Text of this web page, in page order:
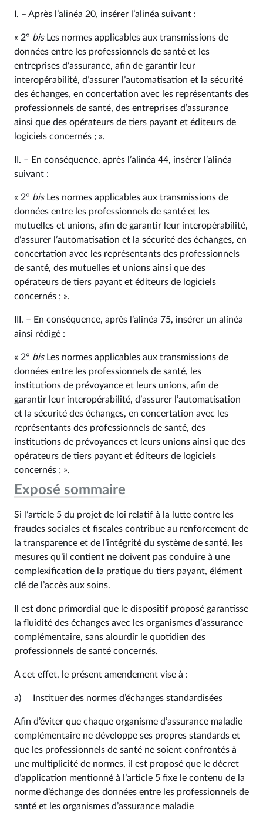
I. – Après l’alinéa 20, insérer l’alinéa suivant :
« 2° bisLes normes applicables aux transmissions de
données entre les professionnels de santé et les
entreprises d’assurance, afin de garantir leur
interopérabilité, d’assurer l’automatisation et la sécurité
des échanges, en concertation avec les représentants des
professionnels de santé, des entreprises d’assurance
ainsi que des opérateurs de tiers payant et éditeurs de
logiciels concernés ; ».
II. – En conséquence, après l’alinéa 44, insérer l’alinéa
suivant :
« 2° bisLes normes applicables aux transmissions de
données entre les professionnels de santé et les
mutuelles et unions, afin de garantir leur interopérabilité,
d’assurer l’automatisation et la sécurité des échanges, en
concertation avec les représentants des professionnels
de santé, des mutuelles et unions ainsi que des
opérateurs de tiers payant et éditeurs de logiciels
concernés ; ».
III. – En conséquence, après l’alinéa 75, insérer un alinéa
ainsi rédigé :
« 2° bisLes normes applicables aux transmissions de
données entre les professionnels de santé, les
institutions de prévoyance et leurs unions, afin de
garantir leur interopérabilité, d’assurer l’automatisation
et la sécurité des échanges, en concertation avec les
représentants des professionnels de santé, des
institutions de prévoyances et leurs unions ainsi que des
opérateurs de tiers payant et éditeurs de logiciels
concernés ; ».
Exposé sommaire
Si l’article 5 du projet de loi relatif à la lutte contre les
fraudes sociales et fiscales contribue au renforcement de
la transparence et de l’intégrité du système de santé, les
mesures qu’il contient ne doivent pas conduire à une
complexification de la pratique du tiers payant, élément
clé de l’accès aux soins.
Il est donc primordial que le dispositif proposé garantisse
la fluidité des échanges avec les organismes d’assurance
complémentaire, sans alourdir le quotidien des
professionnels de santé concernés.
A cet effet, le présent amendement vise à :
a) Instituer des normes d’échanges standardisées
Afin d’éviter que chaque organisme d’assurance maladie
complémentaire ne développe ses propres standards et
que les professionnels de santé ne soient confrontés à
une multiplicité de normes, il est proposé que le décret
d’application mentionné à l’article 5 fixe le contenu de la
norme d’échange des données entre les professionnels de
santé et les organismes d’assurance maladie